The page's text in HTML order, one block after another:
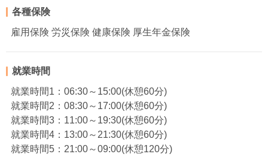
各種保険
雇用保険 労災保険 健康保険 厚生年金保険
就業時間
就業時間1：06:30～15:00(休憩60分)
就業時間2：08:30～17:00(休憩60分)
就業時間3：11:00～19:30(休憩60分)
就業時間4：13:00～21:30(休憩60分)
就業時間5：21:00～09:00(休憩120分)